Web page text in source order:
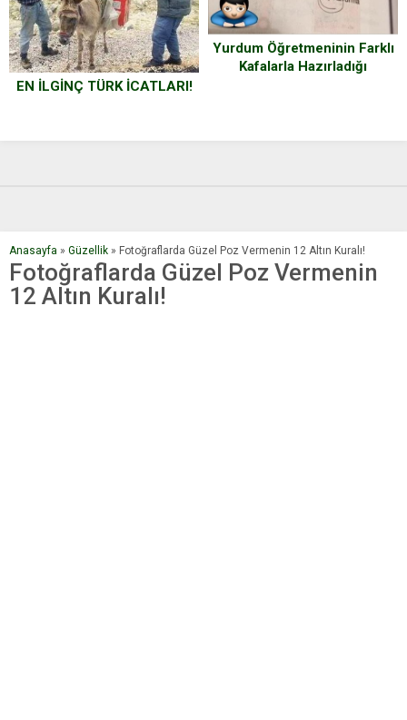
EN İLGİNÇ TÜRK İCATLARI!
Yurdum Öğretmeninin Farklı
Kafalarla Hazırladığı
Anasayfa » Güzellik » Fotoğraflarda Güzel Poz Vermenin 12 Altın Kuralı!
Fotoğraflarda Güzel Poz Vermenin
12 Altın Kuralı!